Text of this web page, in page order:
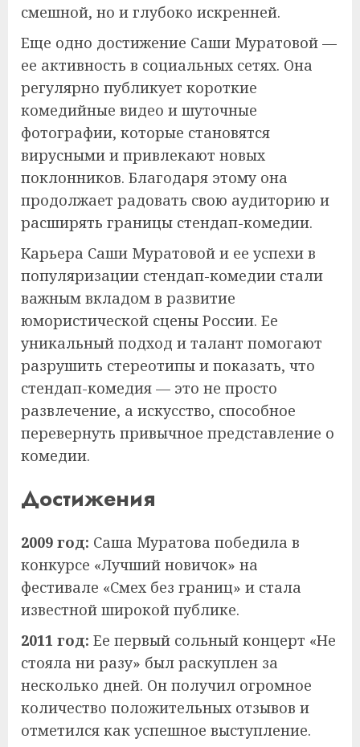
смешной, но и глубоко искренней.
Еще одно достижение Саши Муратовой —
ее активность в социальных сетях. Она
регулярно публикует короткие
комедийные видео и шуточные
фотографии, которые становятся
вирусными и привлекают новых
поклонников. Благодаря этому она
продолжает радовать свою аудиторию и
расширять границы стендап-комедии.
Карьера Саши Муратовой и ее успехи в
популяризации стендап-комедии стали
важным вкладом в развитие
юмористической сцены России. Ее
уникальный подход и талант помогают
разрушить стереотипы и показать, что
стендап-комедия — это не просто
развлечение, а искусство, способное
перевернуть привычное представление о
комедии.
Достижения
2009 год: Саша Муратова победила в
конкурсе «Лучший новичок» на
фестивале «Смех без границ» и стала
известной широкой публике.
2011 год: Ее первый сольный концерт «Не
стояла ни разу» был раскуплен за
несколько дней. Он получил огромное
количество положительных отзывов и
отметился как успешное выступление.